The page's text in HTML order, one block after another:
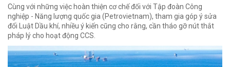
Cùng với những việc hoàn thiện cơ chế đối với Tập đoàn Công
nghiệp - Năng lượng quốc gia (Petrovietnam), tham gia góp ý sửa
đổi Luật Dầu khí, nhiều ý kiến cũng cho rằng, cần tháo gỡ nút thắt
pháp lý cho hoạt động CCS.